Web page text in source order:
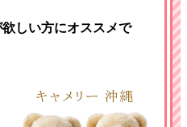
しい方にオススメで